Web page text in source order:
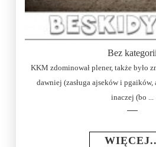
Bez kategorii
KKM zdominował plener, także było znowu swojsko, trochę jak
dawniej (zasługa ajseków i
inaczej (bo ...